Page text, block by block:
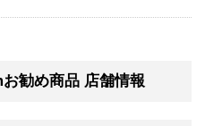
勧め商品 店舗情報